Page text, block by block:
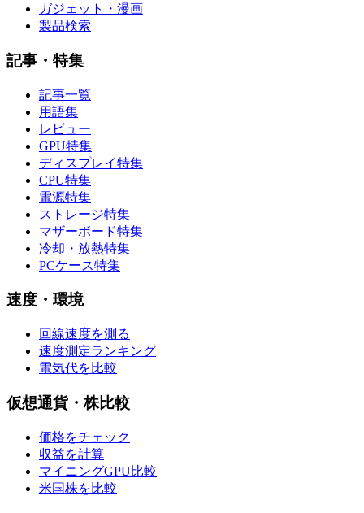
ガジェット・漫画
製品検索
記事・特集
記事一覧
用語集
レビュー
GPU特集
ディスプレイ特集
CPU特集
電源特集
ストレージ特集
マザーボード特集
冷却・放熱特集
PCケース特集
速度・環境
回線速度を測る
速度測定ランキング
電気代を比較
仮想通貨・株比較
価格をチェック
収益を計算
マイニングGPU比較
米国株を比較